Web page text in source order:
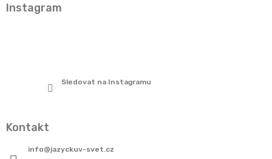
Instagram
Sledovat na Instagramu
Kontakt
info@jazyckuv-svet.cz